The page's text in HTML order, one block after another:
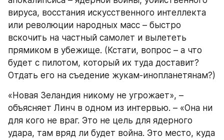
вируса, восстания искусственного интеллекта
или революции народных масс – быстро
вскочить на частный самолет и вылететь
прямиком в убежище. (Кстати, вопрос – а что
будет с пилотом, который их туда доставит?
Отдать его на съедение жукам-инопланетянам?)
«Новая Зеландия никому не угрожает», –
объясняет Линч в одном из интервью. – «Она ни
для кого не враг. Это не цель для ядерного
удара, там вряд ли будет война. Это место, куда